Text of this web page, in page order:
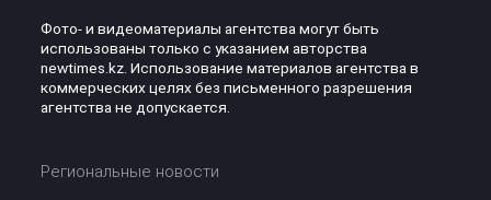
Фото- и видеоматериалы агентства могут быть
использованы только с указанием авторства
newtimes.kz. Использование материалов агентства в
коммерческих целях без письменного разрешения
агентства не допускается.
Региональные новости